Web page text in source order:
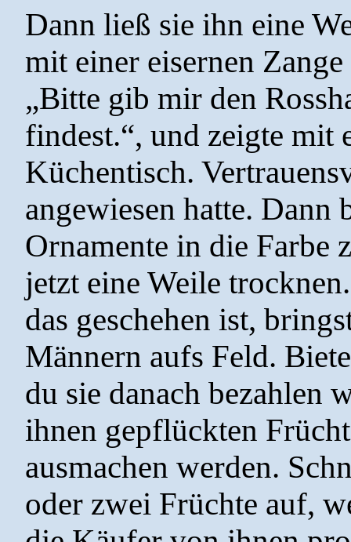
Dann ließ sie ihn eine
mit einer eisernen
„Bitte gib mir den
findest.“, und zeigte mit
Küchentisch.
angewiesen hatte. Dann
Ornamente in die Farbe
jetzt eine Weile
das geschehen ist,
Männern aufs Feld.
du sie danach bezahlen
ihnen gepflückten
ausmachen werden.
oder zwei Früchte auf,